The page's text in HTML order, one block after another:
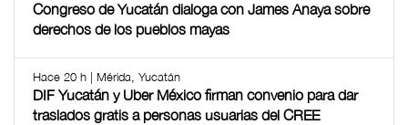
Congreso de Yucatán dialoga con James Anaya sobre
derechos de los pueblos mayas
Hace 20 h | Mérida, Yucatán
DIF Yucatán y Uber México firman convenio para dar
traslados gratis a personas usuarias del CREE